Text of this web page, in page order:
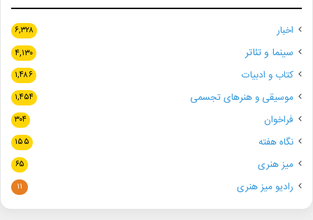
اخبار ۶,۳۲۸
سینما و تئاتر ۴,۱۳۰
کتاب و ادبیات ۱,۴۸۶
موسیقی و هنرهای تجسمی ۱,۴۵۴
فراخوان ۳۰۴
نگاه هفته ۱۵۵
میز هنری ۶۵
رادیو میز هنری ۱۱